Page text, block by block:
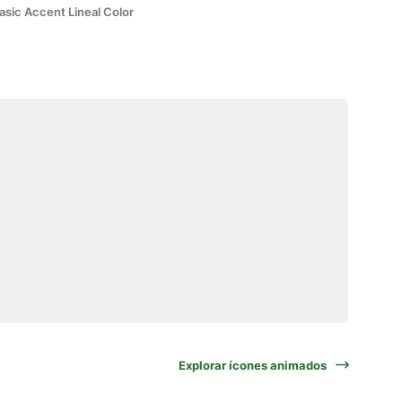
Accent Lineal Color
Explorar ícones animados